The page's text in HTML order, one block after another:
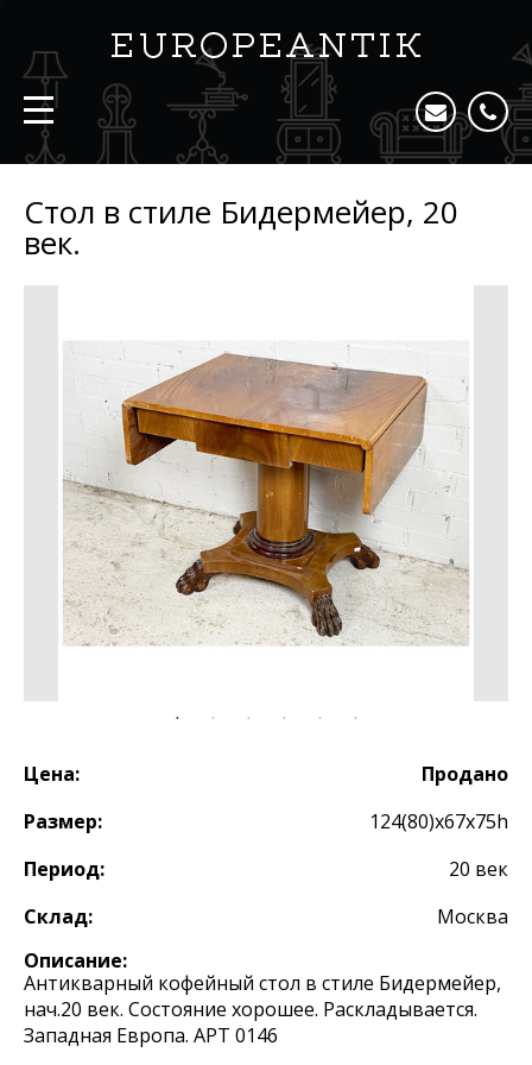
Стол в стиле Бидермейер, 20
век.
Цена:
Продано
Размер:
124(80)х67х75h
Период:
20 век
Склад:
Москва
Описание:
Антикварный кофейный стол в стиле Бидермейер,
нач.20 век. Состояние хорошее. Раскладывается.
Западная Европа. АРТ 0146